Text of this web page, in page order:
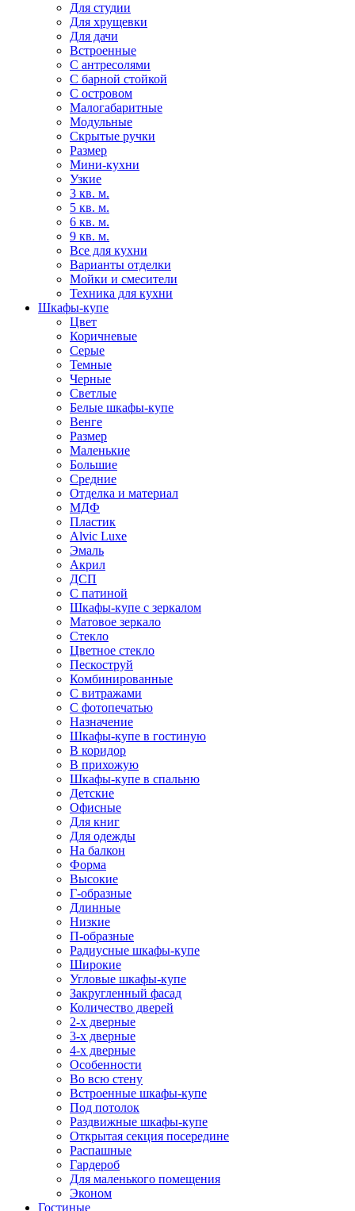
Для студии
Для хрущевки
Для дачи
Встроенные
С антресолями
С барной стойкой
С островом
Малогабаритные
Модульные
Скрытые ручки
Размер
Мини-кухни
Узкие
3 кв. м.
5 кв. м.
6 кв. м.
9 кв. м.
Все для кухни
Варианты отделки
Мойки и смесители
Техника для кухни
Шкафы-купе
Цвет
Коричневые
Серые
Темные
Черные
Светлые
Белые шкафы-купе
Венге
Размер
Маленькие
Большие
Средние
Отделка и материал
МДФ
Пластик
Alvic Luxe
Эмаль
Акрил
ДСП
С патиной
Шкафы-купе с зеркалом
Матовое зеркало
Стекло
Цветное стекло
Пескоструй
Комбинированные
С витражами
С фотопечатью
Назначение
Шкафы-купе в гостиную
В коридор
В прихожую
Шкафы-купе в спальню
Детские
Офисные
Для книг
Для одежды
На балкон
Форма
Высокие
Г-образные
Длинные
Низкие
П-образные
Радиусные шкафы-купе
Широкие
Угловые шкафы-купе
Закругленный фасад
Количество дверей
2-х дверные
3-х дверные
4-х дверные
Особенности
Во всю стену
Встроенные шкафы-купе
Под потолок
Раздвижные шкафы-купе
Открытая секция посередине
Распашные
Гардероб
Для маленького помещения
Эконом
Гостиные